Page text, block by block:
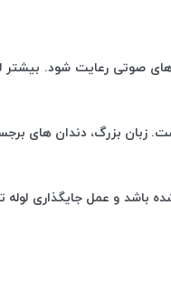
(۱.۵-۲.۵ سانتی متر) بین حاشیه پروگزیمال کاف تا تارهای
زبان بزرگ، دندان های
باشد و عمل جایگذاری لوله